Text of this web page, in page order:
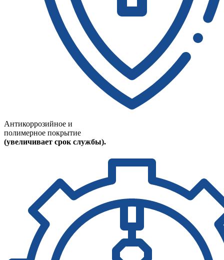
Антикоррозийное и
полимерное покрытие
(увеличивает срок службы).